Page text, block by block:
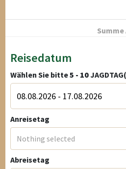
Reisedatum
Wählen Sie bitte5 - 10
Anreisetag
Nothing selected
Abreisetag